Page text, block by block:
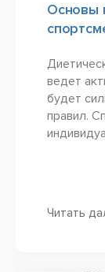
Основы
ведет
будет
правил.
Читать